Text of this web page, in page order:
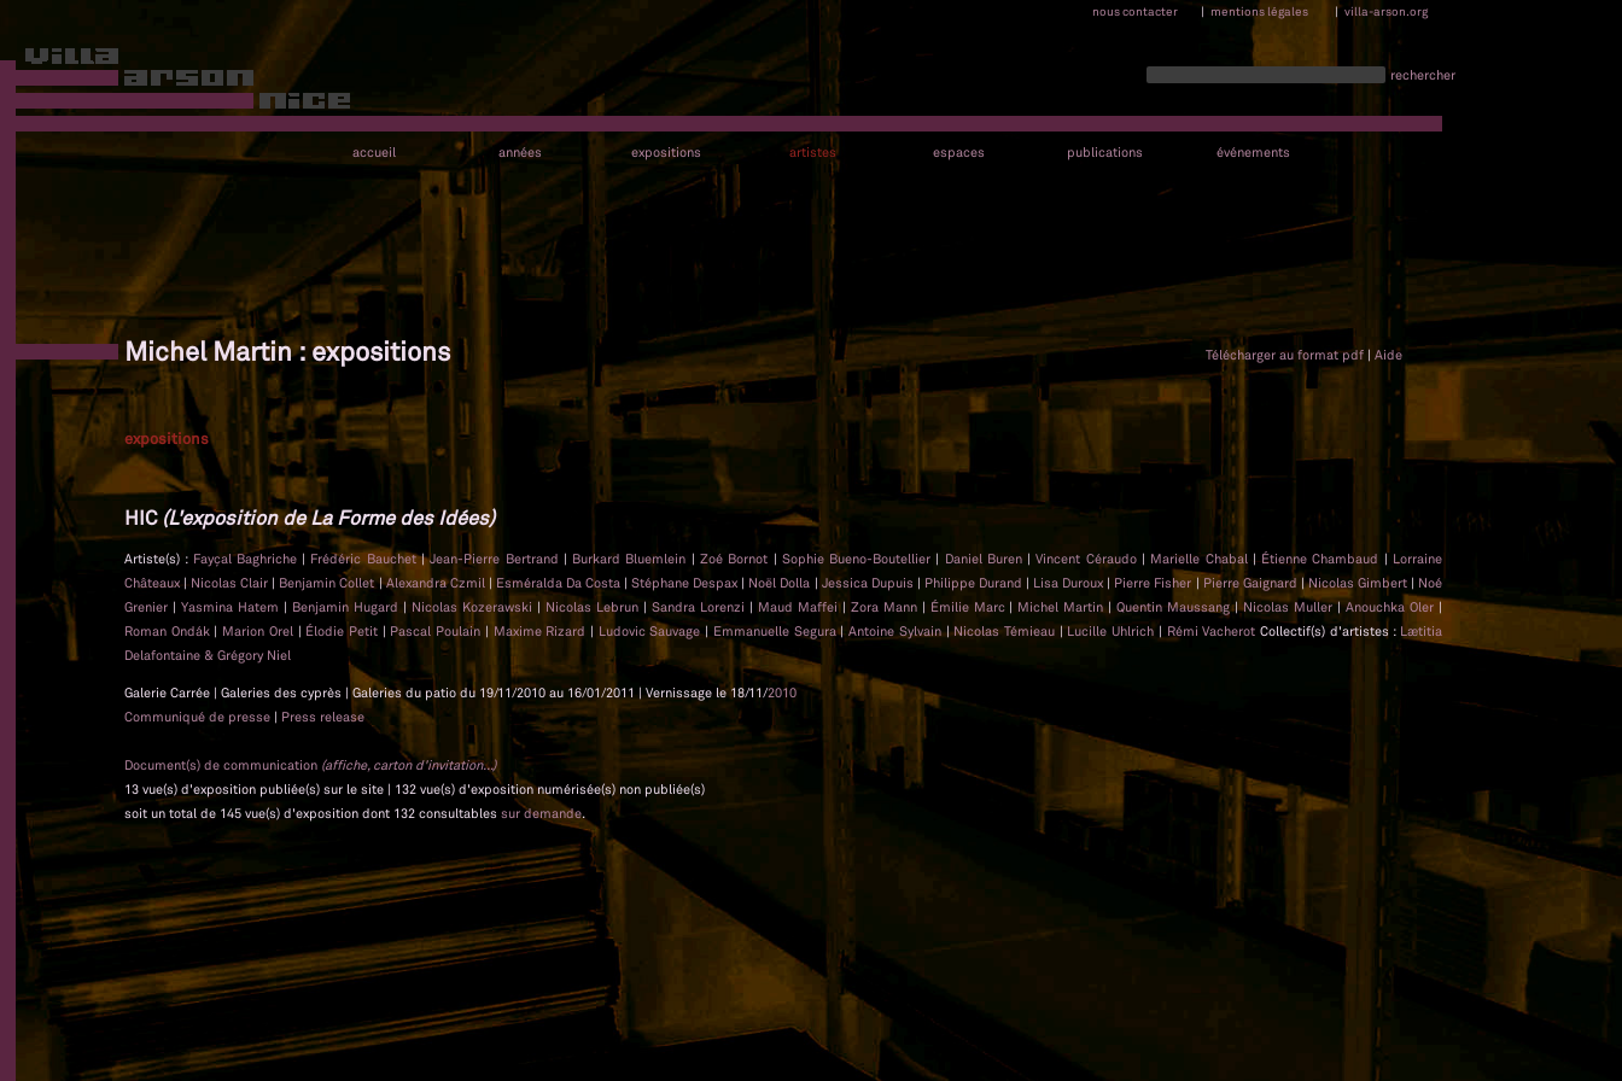
nous contacter | mentions légales | villa-arson.org
rechercher
accueil années expositions artistes espaces publications événements
Michel Martin : expositions Télécharger au format pdf | Aide
expositions
HIC(L'exposition de La Forme des Idées)
Artiste(s) : Fayçal Baghriche | Frédéric Bauchet|Jean-Pierre Bertrand | Burkard Bluemlein | Zoé Bornot | Sophie Bueno-Boutellier | Daniel Buren |Vincent Céraudo | Marielle Chabal |Étienne Chambaud | Lorraine
Châteaux | Nicolas Clair | Benjamin Collet|Alexandra Czmil | Esméralda Da Costa |Stéphane Despax | Noël Dolla | Jessica Dupuis | Philippe Durand | Lisa Duroux | Pierre Fisher | Pierre Gaignard |Nicolas Gimbert | Noé
Grenier | Yasmina Hatem | Benjamin Hugard | Nicolas Kozerawski | Nicolas Lebrun | Sandra Lorenzi | Maud Maffei | Zora Mann | Émilie Marc | Michel Martin|Quentin Maussang|Nicolas Muller|Anouchka Oler |
Roman Ondák | Marion Orel | Élodie Petit | Pascal Poulain | Maxime Rizard | Ludovic Sauvage| Emmanuelle Segura|Antoine Sylvain|Nicolas Témieau | Lucille Uhlrich | Rémi Vacherot Collectif(s) d'artistes : Lætitia
Delafontaine & Grégory Niel
Galerie Carrée | Galeries des cyprès | Galeries du patio du 19/11/2010 au 16/01/2011 | Vernissage le 18/11/2010
Communiqué de presse | Press release
Document(s) de communication (affiche, carton d'invitation...)
13 vue(s) d'exposition publiée(s) sur le site | 132 vue(s) d'exposition numérisée(s) non publiée(s)
soit un total de 145 vue(s) d'exposition dont 132 consultables sur demande.